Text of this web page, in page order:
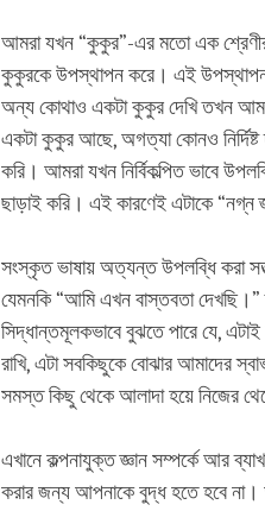
আমরা যখন “কুকুর”-এর মতো এক শ্রেণীর
কুকুরকে উপস্থাপন করে। এই
অন্য কোথাও একটা কুকুর দেখি তখন
একটা কুকুর আছে, অগত্যা কোনও নির্দিষ্ট
করি। আমরা যখন নির্বিকল্পিত ভাবে
ছাড়াই করি। এই কারণেই এটাকে “নগ্ন
সংস্কৃত ভাষায় অত্যন্ত উপলব্ধি করা
যেমনকি “আমি এখন বাস্তবতা দেখছি।”
সিদ্ধান্তমূলকভাবে বুঝতে পারে যে,
রাখি, এটা সবকিছুকে বোঝার আমাদের
সমস্ত কিছু থেকে আলাদা হয়ে নিজের
এখানে কল্পনাযুক্ত জ্ঞান সম্পর্কে আর
করার জন্য আপনাকে বুদ্ধ হতে হবে না।